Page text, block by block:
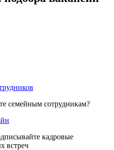
семейным сотрудникам?
кадровые
встреч